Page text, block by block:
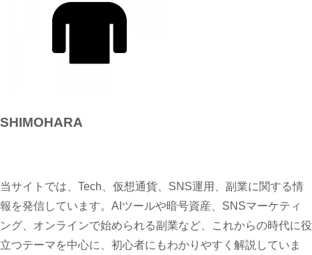
SHIMOHARA
当サイトでは、Tech、仮想通貨、SNS運用、副業に関する情
報を発信しています。AIツールや暗号資産、SNSマーケティ
ング、オンラインで始められる副業など、これからの時代に役
立つテーマを中心に、初心者にもわかりやすく解説していま